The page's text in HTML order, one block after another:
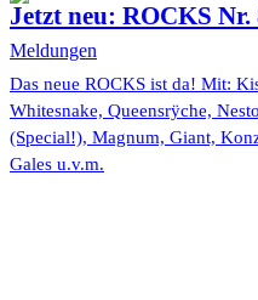
Jetzt neu: ROCKS
Meldungen
Das neue ROCKS ist da! Mit:
Whitesnake, Queensrÿche,
(Special!), Magnum, Giant,
Gales u.v.m.